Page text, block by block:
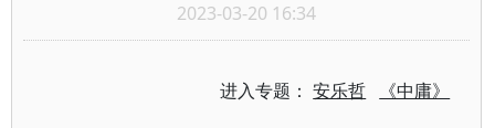
2023-03-20 16:34
进入专题：安乐哲 《中庸》